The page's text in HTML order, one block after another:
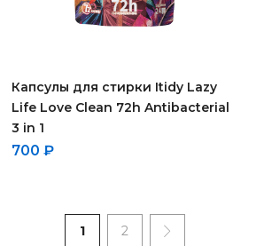
Капсулы для стирки Itidy Lazy
Life Love Clean 72h Antibacterial
3 in 1
700 ₽
1 2